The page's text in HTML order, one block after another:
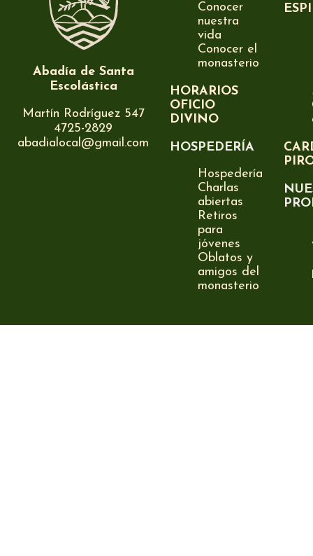
Abadía de Santa
Escolástica
Martín Rodríguez 547
4725-2829
abadialocal@gmail.com
Conocer
nuestra
vida
Conocer el
monasterio
HORARIOS
OFICIO
DIVINO
HOSPEDERÍA
Hospedería
Charlas
abiertas
Retiros
para
jóvenes
Oblatos y
amigos del
monasterio